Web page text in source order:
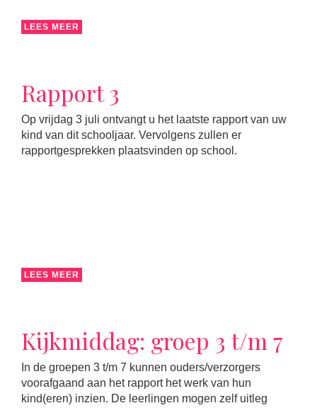
LEES MEER
Rapport 3
Op vrijdag 3 juli ontvangt u het laatste rapport van uw
kind van dit schooljaar. Vervolgens zullen er
rapportgesprekken plaatsvinden op school.
LEES MEER
Kijkmiddag: groep 3 t/m 7
In de groepen 3 t/m 7 kunnen ouders/verzorgers
voorafgaand aan het rapport het werk van hun
kind(eren) inzien. De leerlingen mogen zelf uitleg